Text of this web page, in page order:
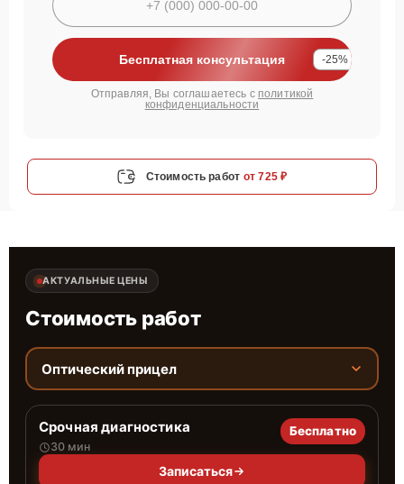
Бесплатная консультация -25%
Отправляя, Вы соглашаетесь с политикой
конфиденциальности
Стоимость работ от 725 ₽
АКТУАЛЬНЫЕ ЦЕНЫ
Стоимость работ
Оптический прицел
Срочная диагностика
30 мин
Бесплатно
Записаться